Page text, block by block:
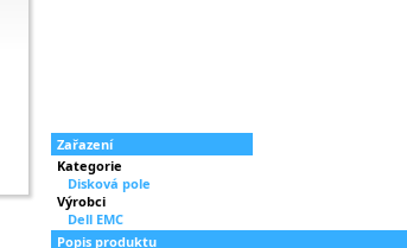
Zařazení
Kategorie
Disková pole
Výrobci
Dell EMC
Popis produktu